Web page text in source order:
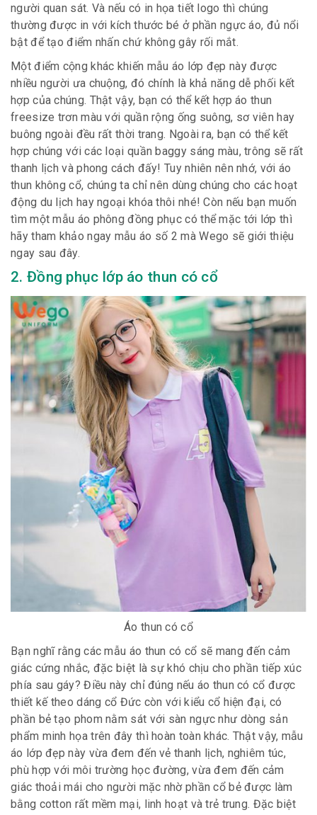
người quan sát. Và nếu có in họa tiết logo thì chúng
thường được in với kích thước bé ở phần ngực áo, đủ nổi
bật để tạo điểm nhấn chứ không gây rối mắt.
Một điểm cộng khác khiến mẫu áo lớp đẹp này được
nhiều người ưa chuộng, đó chính là khả năng dễ phối kết
hợp của chúng. Thật vậy, bạn có thể kết hợp áo thun
freesize trơn màu với quần rộng ống suông, sơ viên hay
buông ngoài đều rất thời trang. Ngoài ra, bạn có thể kết
hợp chúng với các loại quần baggy sáng màu, trông sẽ rất
thanh lịch và phong cách đấy! Tuy nhiên nên nhớ, với áo
thun không cổ, chúng ta chỉ nên dùng chúng cho các hoạt
động du lịch hay ngoại khóa thôi nhé! Còn nếu bạn muốn
tìm một mẫu áo phông đồng phục có thể mặc tới lớp thì
hãy tham khảo ngay mẫu áo số 2 mà Wego sẽ giới thiệu
ngay sau đây.
2. Đồng phục lớp áo thun có cổ
Áo thun có cổ
Bạn nghĩ rằng các mẫu áo thun có cổ sẽ mang đến cảm
giác cứng nhắc, đặc biệt là sự khó chịu cho phần tiếp xúc
phía sau gáy? Điều này chỉ đúng nếu áo thun có cổ được
thiết kế theo dáng cổ Đức còn với kiểu cổ hiện đại, có
phần bẻ tạo phom nằm sát với sàn ngực như dòng sản
phẩm minh họa trên đây thì hoàn toàn khác. Thật vậy, mẫu
áo lớp đẹp này vừa đem đến vẻ thanh lịch, nghiêm túc,
phù hợp với môi trường học đường, vừa đem đến cảm
giác thoải mái cho người mặc nhờ phần cổ bẻ được làm
bằng cotton rất mềm mại, linh hoạt và trẻ trung. Đặc biệt